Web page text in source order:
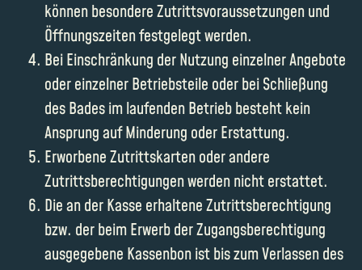
können besondere Zutrittsvoraussetzungen und
Öffnungszeiten festgelegt werden.
Bei Einschränkung der Nutzung einzelner Angebote
oder einzelner Betriebsteile oder bei Schließung
des Bades im laufenden Betrieb besteht kein
Ansprung auf Minderung oder Erstattung.
Erworbene Zutrittskarten oder andere
Zutrittsberechtigungen werden nicht erstattet.
Die an der Kasse erhaltene Zutrittsberechtigung
bzw. der beim Erwerb der Zugangsberechtigung
ausgegebene Kassenbon ist bis zum Verlassen des